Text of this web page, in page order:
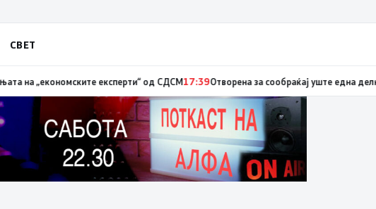
СВЕТ
најниско ниво од 11,3%17:41Стојаноски: Бројки и факти наспроти